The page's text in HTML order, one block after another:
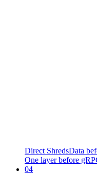
Direct ShredsData
One layer before
04